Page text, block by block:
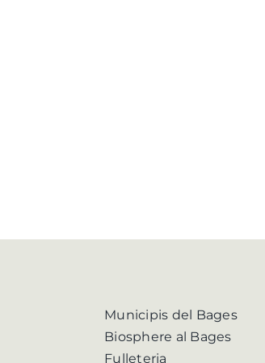
Municipis del Bages
Biosphere al Bages
Fulleteria